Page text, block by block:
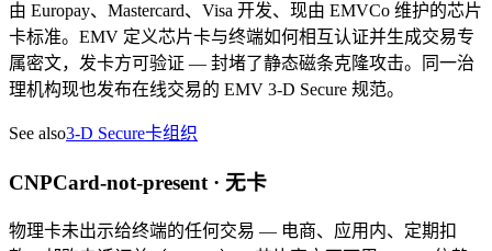
由 Europay、Mastercard、Visa 开发、现由 EMVCo 维护的芯片
卡标准。EMV 定义芯片卡与终端如何相互认证并生成交易专
属密文，发卡方可验证 — 封堵了静态磁条克隆攻击。同一治
理机构现也发布在线交易的 EMV 3-D Secure 规范。
See also3-D Secure卡组织
CNPCard-not-present · 无卡
物理卡未出示给终端的任何交易 — 电商、应用内、定期扣